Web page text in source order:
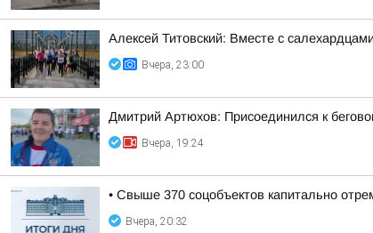
Алексей Титовский: Вместе с
Вчера, 23:00
Дмитрий Артюхов: Присоединился к
Вчера, 19:24
• Свыше 370 соцобъектов капитально
Вчера, 20:32